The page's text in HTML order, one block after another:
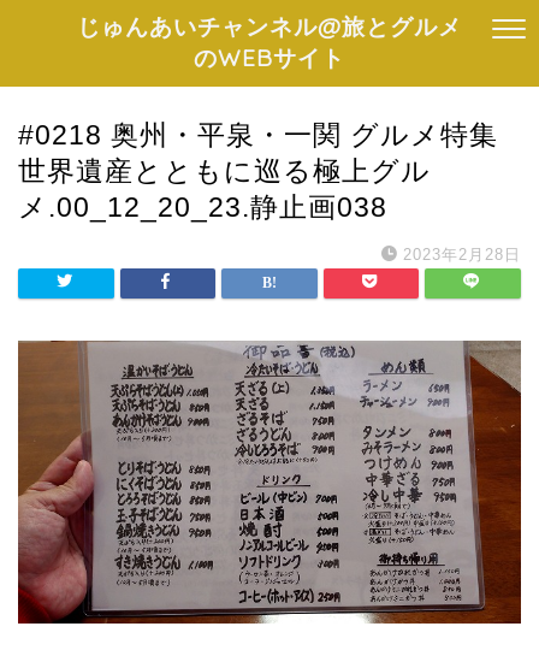
じゅんあいチャンネル@旅とグルメ
のWEBサイト
#0218 奥州・平泉・一関 グルメ特集
世界遺産とともに巡る極上グル
メ.00_12_20_23.静止画038
2023年2月28日